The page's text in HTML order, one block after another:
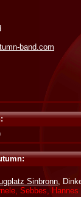
band.com
Sinbronn,
Sebbes, Hannes